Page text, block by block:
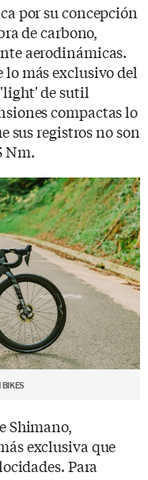
por su concepción
de carbono,
aerodinámicas.
lo más exclusivo del
de sutil
compactas lo
sus registros no son
Nm.
BIKES
Shimano,
exclusiva que
Para